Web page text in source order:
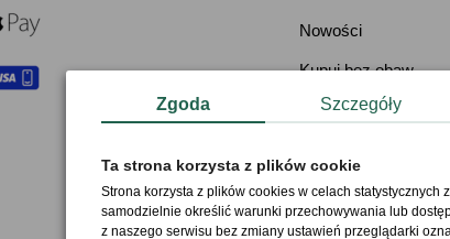
Nowości
Kupuj bez obaw
B2B - zamówienia
Mapa kategorii
Zgoda Szczegóły
Ta strona korzysta z plików cookie
Strona korzysta z plików cookies w celach statystycznych
samodzielnie określić warunki przechowywania lub
z naszego serwisu bez zmiany ustawień przeglądarki